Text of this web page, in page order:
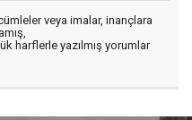
veya imalar, inançlara
harflerle yazılmış yorumlar